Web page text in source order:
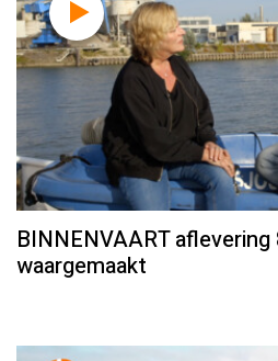
BINNENVAART aflevering
waargemaakt